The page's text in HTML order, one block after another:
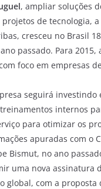
, ampliar soluções
de tecnologia,
cresceu no Brasil
passado. Para 2015,
foco em empresas
seguirá investindo
internos
para otimizar os
apuradas com o
Bismut, no ano
uma nova assinatura
global, com a proposta